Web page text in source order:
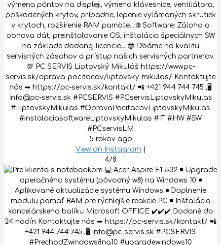
výmena pántov na displeji, výmena klávesnice, ventilátora,
poškodených krytov, prípadne, lepenie vylámaných skrutiek
v krytoch, rozšírenie RAM pamäte... 🌐 Software: Záloha a
obnova dát, preinštalovanie OS, inštalácia špeciálnych SW
na základe dodanej licencie... 😎 Dbáme na kvalitu
servisných zásahov a prístup našich servisných partnerov.
💯 PC SERVIS Liptovský Mikuláš https://www.pc-
servis.sk/oprava-pocitacov/liptovsky-mikulas/ Kontaktujte
nás ➡ https://pc-servis.sk/kontakt/ 📲 +421 944 744 745 ,🖥
info@pc-servis.sk #PCSERVIS #PCservisLiptovskyMikulas
#LiptovskyMikulas #OpravaPocitacovLiptovskyMikulas
#instalaciasoftwareLiptovskyMikulas #IT #HW #SW
#PCservisLM
5 rokov ago
View on Instagram |
4/8